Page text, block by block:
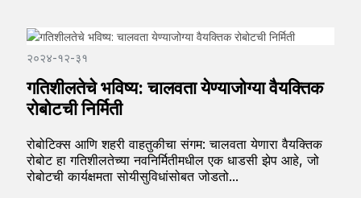
२०२४-१२-३१
गतिशीलतेचे भविष्य: चालवता येण्याजोग्या वैयक्तिक
रोबोटची निर्मिती
रोबोटिक्स आणि शहरी वाहतुकीचा संगम: चालवता येणारा वैयक्तिक
रोबोट हा गतिशीलतेच्या नवनिर्मितीमधील एक धाडसी झेप आहे, जो
रोबोटची कार्यक्षमता सोयीसुविधांसोबत जोडतो...